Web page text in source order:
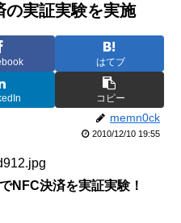
の実証実験を実施
はてブ
コピー
memn0ck
2010/12/10 19:55
NFC決済を実証実験！